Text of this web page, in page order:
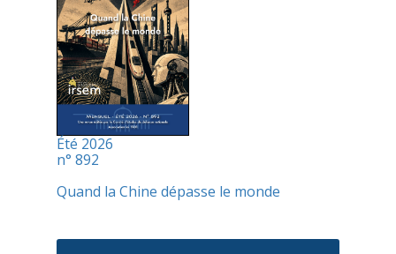
Été 2026
n° 892
Quand la Chine dépasse le monde